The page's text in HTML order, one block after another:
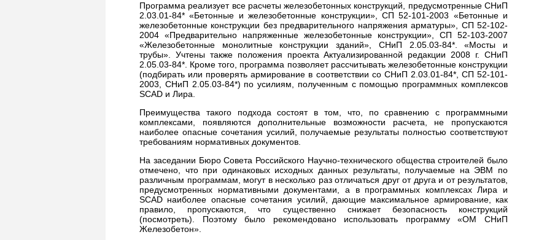
Программа реализует все расчеты железобетонных конструкций, предусмотренные СНиП
2.03.01-84* «Бетонные и железобетонные конструкции», СП 52-101-2003 «Бетонные и
железобетонные конструкции без предварительного напряжения арматуры», СП 52-102-
2004 «Предварительно напряженные железобетонные конструкции», СП 52-103-2007
«Железобетонные монолитные конструкции зданий», СНиП 2.05.03-84*. «Мосты и
трубы». Учтены также положения проекта Актуализированной редакции 2008 г. СНиП
2.05.03-84*. Кроме того, программа позволяет рассчитывать железобетонные конструкции
(подбирать или проверять армирование в соответствии со СНиП 2.03.01-84*, СП 52-101-
2003, СНиП 2.05.03-84*) по усилиям, полученным с помощью программных комплексов
SCAD и Лира.
Преимущества такого подхода состоят в том, что, по сравнению с программными
комплексами, появляются дополнительные возможности расчета, не пропускаются
наиболее опасные сочетания усилий, получаемые результаты полностью соответствуют
требованиям нормативных документов.
На заседании Бюро Совета Российского Научно-технического общества строителей было
отмечено, что при одинаковых исходных данных результаты, получаемые на ЭВМ по
различным программам, могут в несколько раз отличаться друг от друга и от результатов,
предусмотренных нормативными документами, а в программных комплексах Лира и
SCAD наиболее опасные сочетания усилий, дающие максимальное армирование, как
правило, пропускаются, что существенно снижает безопасность конструкций
(посмотреть). Поэтому было рекомендовано использовать программу «ОМ СНиП
Железобетон».